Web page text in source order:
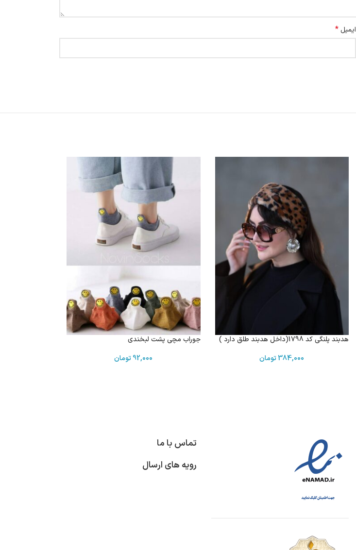
ایمیل *
هدبند پلنگی کد 1798(داخل هدبند طلق دارد )
384,000تومان
جوراب مچی پشت لبخندی
92,000تومان
تماس با ما
رویه های ارسال